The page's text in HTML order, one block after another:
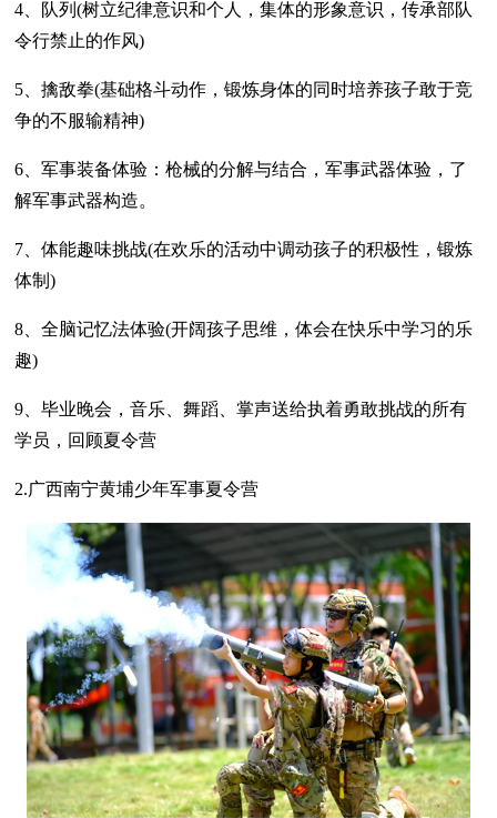
4、队列(树立纪律意识和个人，集体的形象意识，传承部队
令行禁止的作风)
5、擒敌拳(基础格斗动作，锻炼身体的同时培养孩子敢于竞
争的不服输精神)
6、军事装备体验：枪械的分解与结合，军事武器体验，了
解军事武器构造。
7、体能趣味挑战(在欢乐的活动中调动孩子的积极性，锻炼
体制)
8、全脑记忆法体验(开阔孩子思维，体会在快乐中学习的乐
趣)
9、毕业晚会，音乐、舞蹈、掌声送给执着勇敢挑战的所有
学员，回顾夏令营
2.广西南宁黄埔少年军事夏令营